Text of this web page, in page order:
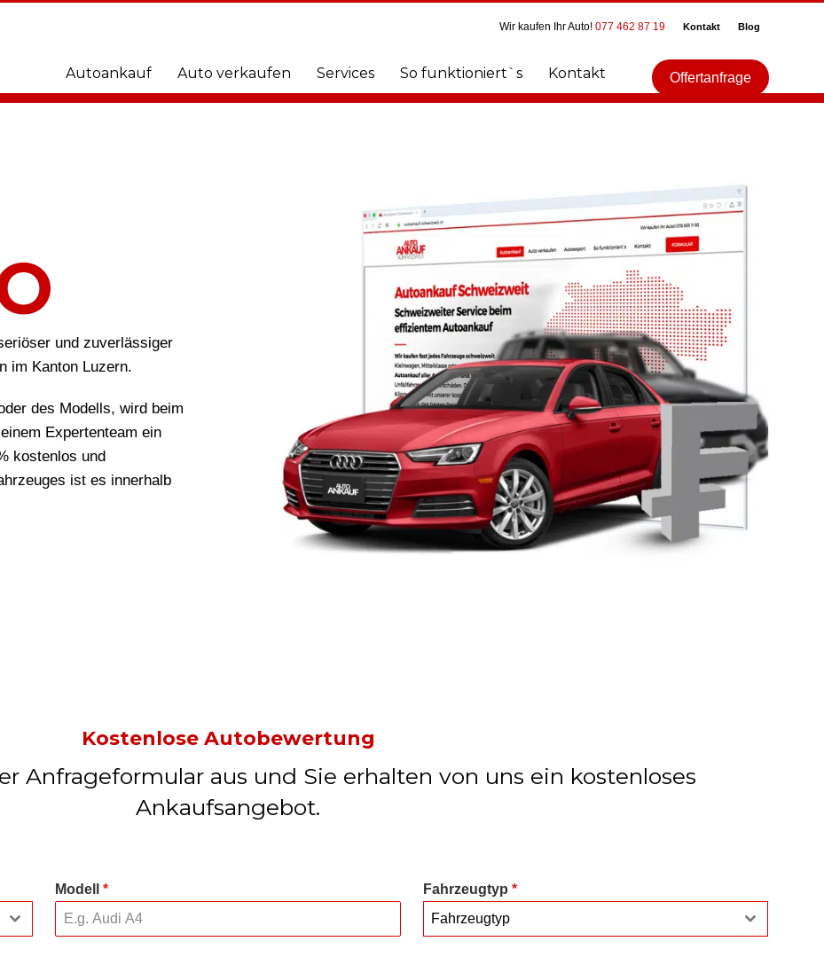
Wir kaufen Ihr Auto! 077 462 87 19 Kontakt Blog
Autoankauf Auto verkaufen Services So funktioniert`s Kontakt Offertanfrage
und zuverlässiger
im Kanton Luzern.
des Modells, wird beim
Expertenteam ein
kostenlos und
ist es innerhalb
Kostenlose Autobewertung
Anfrageformular aus und Sie erhalten von uns ein kostenloses
Ankaufsangebot.
Modell* Fahrzeugtyp *
Fahrzeugtyp